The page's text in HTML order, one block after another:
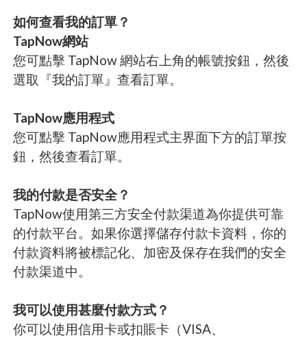
如何查看我的訂單？
TapNow網站
您可點擊 TapNow 網站右上角的帳號按鈕，然後
選取『我的訂單』查看訂單。
TapNow應用程式
您可點擊 TapNow應用程式主界面下方的訂單按
鈕，然後查看訂單。
我的付款是否安全？
TapNow使用第三方安全付款渠道為你提供可靠
的付款平台。如果你選擇儲存付款卡資料，你的
付款資料將被標記化、加密及保存在我們的安全
付款渠道中。
我可以使用甚麼付款方式？
你可以使用信用卡或扣賬卡（VISA、